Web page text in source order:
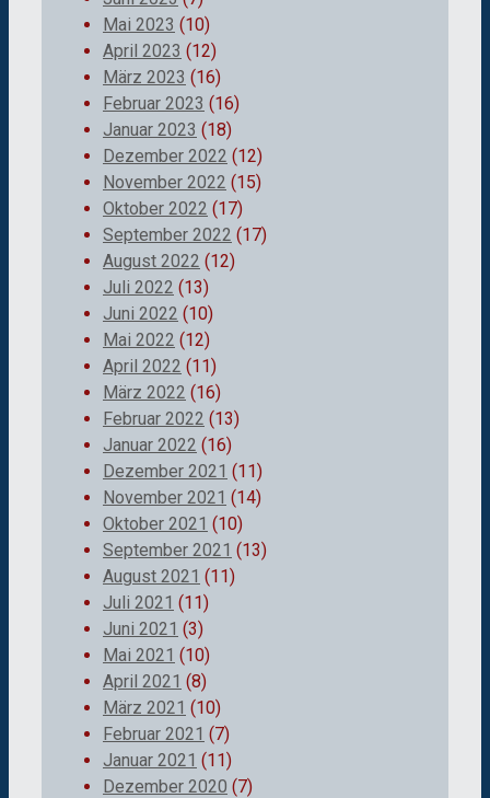
Mai 2023 (10)
April 2023 (12)
März 2023 (16)
Februar 2023 (16)
Januar 2023 (18)
Dezember 2022 (12)
November 2022 (15)
Oktober 2022 (17)
September 2022 (17)
August 2022 (12)
Juli 2022 (13)
Juni 2022 (10)
Mai 2022 (12)
April 2022 (11)
März 2022 (16)
Februar 2022 (13)
Januar 2022 (16)
Dezember 2021 (11)
November 2021 (14)
Oktober 2021 (10)
September 2021 (13)
August 2021 (11)
Juli 2021 (11)
Juni 2021 (3)
Mai 2021 (10)
April 2021 (8)
März 2021 (10)
Februar 2021 (7)
Januar 2021 (11)
Dezember 2020 (7)